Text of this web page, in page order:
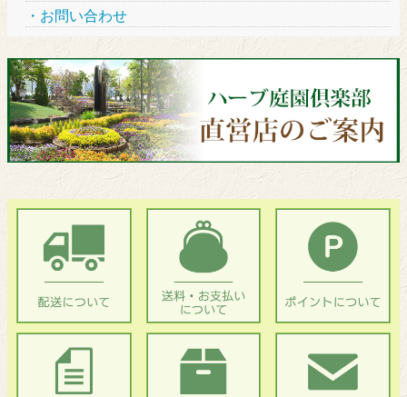
お問い合わせ